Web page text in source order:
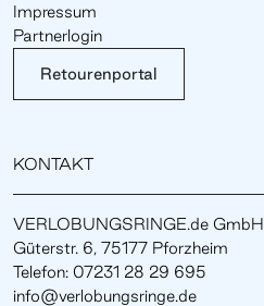
Impressum
Partnerlogin
Retourenportal
KONTAKT
VERLOBUNGSRINGE.de GmbH
Güterstr. 6, 75177 Pforzheim
Telefon: 07231 28 29 695
info@verlobungsringe.de